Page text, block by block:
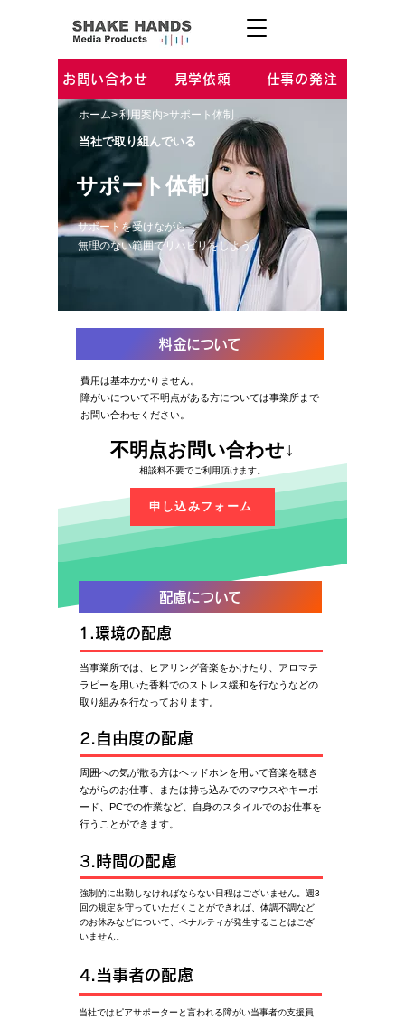
お問い合わせ 見学依頼 仕事の発注
ホーム>利用案内>サポート体制
当社で取り組んでいる
サポート体制
サポートを受けながら
​無理のない範囲でリハビリをしよう。
料金について
費用は基本かかりません。
​障がいについて不明点がある方については事業所まで
お問い合わせください。
​不明点お問い合わせ↓
相談料不要でご利用頂けます。
申し込みフォーム
配慮について
1.環境の配慮
​当事業所では、ヒアリング音楽をかけたり、アロマテ
ラピーを用いた香料でのストレス緩和を行なうなどの
取り組みを行なっております。
2.自由度の配慮
​周囲への気が散る方はヘッドホンを用いて音楽を聴き
ながらのお仕事、または持ち込みでのマウスやキーボ
ード、PCでの作業など、自身のスタイルでのお仕事を
行うことができます。
3.時間の配慮
​強制的に出勤しなければならない日程はございません。週3
回の規定を守っていただくことができれば、体調不調など
のお休みなどについて、ペナルティが発生することはござ
いません。
4.当事者の配慮
​当社ではピアサポーターと言われる障がい当事者の支援員